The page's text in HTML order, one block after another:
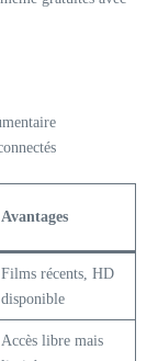
Avantages
Films récents, HD
disponible
Accès libre mais